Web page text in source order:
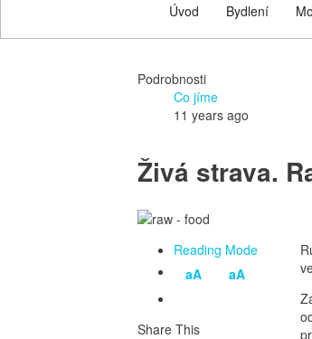
Úvod Bydlení
Podrobnosti
Co jíme
11 years ago
Živá strava.
Reading Mode
aA
aA
Share This